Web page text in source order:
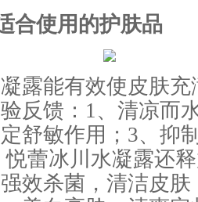
合使用的护肤品
露能有效使皮肤
反馈：1、清凉而
舒敏作用；3、抑
蕾冰川水凝露还
效杀菌，清洁皮